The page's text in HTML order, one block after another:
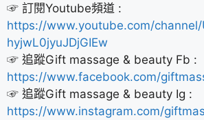
☞ 訂閱Youtube頻道 :
https://www.youtube.com/
hyjwL0jyuJDjGIEw
☞ 追蹤Gift massage & beauty Fb :
https://www.facebook.com/
☞ 追蹤Gift massage & beauty Ig :
https://www.instagram.com/